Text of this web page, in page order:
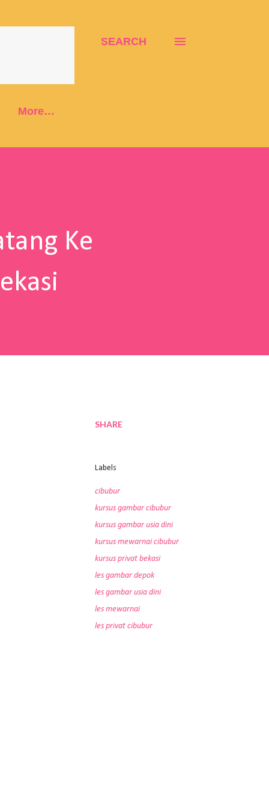
SEARCH
More…
Ke
SHARE
Labels
cibubur
kursus gambar cibubur
kursus gambar usia dini
kursus mewarnai cibubur
kursus privat bekasi
les gambar depok
les gambar usia dini
les mewarnai
les privat cibubur